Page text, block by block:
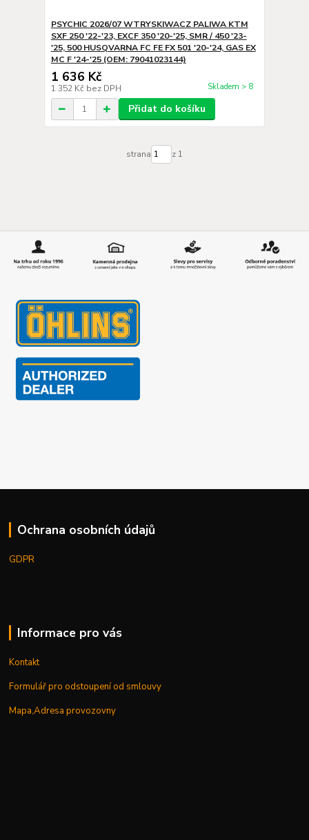
PSYCHIC 2026/07 WTRYSKIWACZ PALIWA KTM
SXF 250 '22-'23, EXCF 350 '20-'25, SMR / 450 '23-
'25, 500 HUSQVARNA FC FE FX 501 '20-'24, GAS EX
MC F '24-'25 (OEM: 79041023144)
1 636 Kč
1 352 Kč bez DPH Skladem > 8
Přidat do košíku
strana z 1
Ochrana osobních údajů
GDPR
Informace pro vás
Kontakt
Formulář pro odstoupení od smlouvy
Mapa,Adresa provozovny